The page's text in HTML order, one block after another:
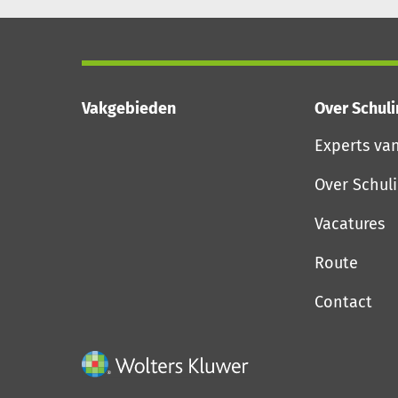
Vakgebieden
Over
Experts
Over
Vacatures
Route
Contact